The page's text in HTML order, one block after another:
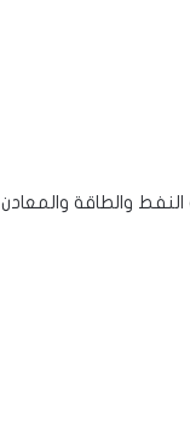
والطاقة والمعادن